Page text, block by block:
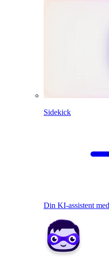
Sidekick
Din KI-assistent